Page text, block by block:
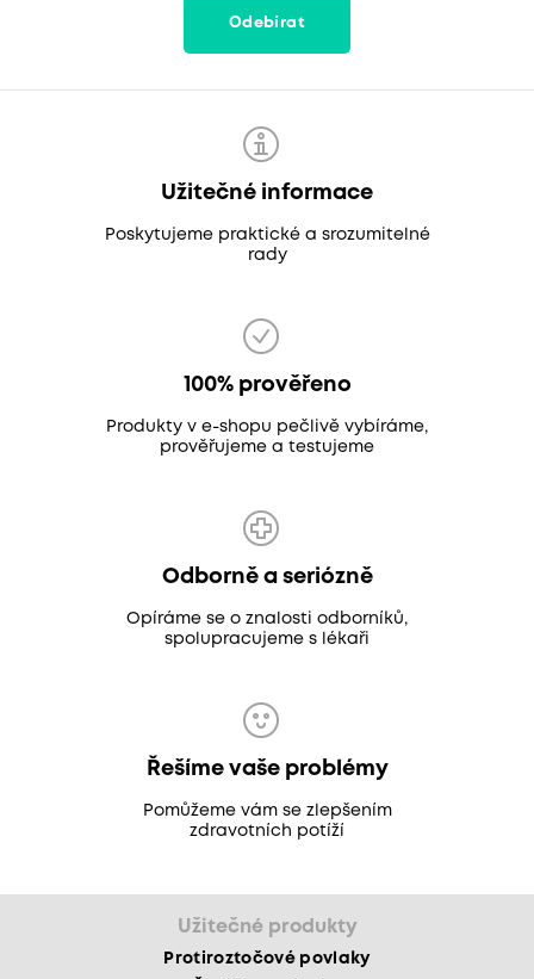
Odebírat
Užitečné informace
Poskytujeme praktické a srozumitelné
rady
100% prověřeno
Produkty v e-shopu pečlivě vybíráme,
prověřujeme a testujeme
Odborně a seriózně
Opíráme se o znalosti odborníků,
spolupracujeme s lékaři
Řešíme vaše problémy
Pomůžeme vám se zlepšením
zdravotních potíží
Užitečné produkty
Protiroztočové povlaky